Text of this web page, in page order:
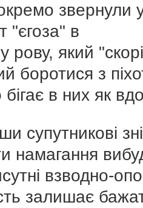
звернули
"єгоза" в
рову, який
боротися з
в них як
супутникові
намагання
взводно-
залишає